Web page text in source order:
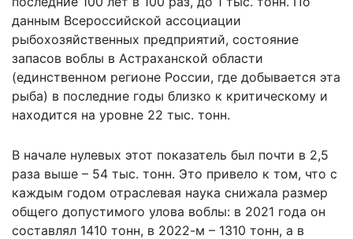
данным Всероссийской ассоциации
рыбохозяйственных предприятий, состояние
запасов воблы в Астраханской области
(единственном регионе России, где добывается эта
рыба) в последние годы близко к критическому и
находится на уровне 22 тыс. тонн.
В начале нулевых этот показатель был почти в 2,5
раза выше – 54 тыс. тонн. Это привело к том, что с
каждым годом отраслевая наука снижала размер
общего допустимого улова воблы: в 2021 года он
составлял 1410 тонн, в 2022-м – 1310 тонн, а в